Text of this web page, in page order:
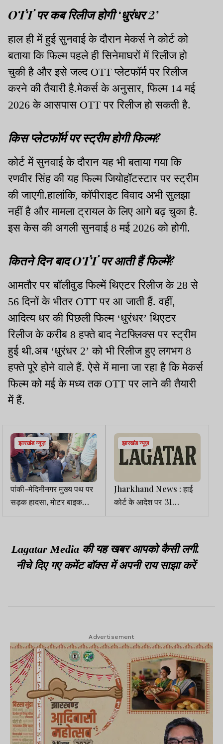
OTT पर कब रिलीज होगी ‘धुरंधर 2’
हाल ही में हुई सुनवाई के दौरान मेकर्स ने कोर्ट को
बताया कि फिल्म पहले ही सिनेमाघरों में रिलीज हो
चुकी है और इसे जल्द OTT प्लेटफॉर्म पर रिलीज
करने की तैयारी है.मेकर्स के अनुसार, फिल्म 14 मई
2026 के आसपास OTT पर रिलीज हो सकती है.
किस प्लेटफॉर्म पर स्ट्रीम होगी फिल्म?
कोर्ट में सुनवाई के दौरान यह भी बताया गया कि
रणवीर सिंह की यह फिल्म जियोहॉटस्टार पर स्ट्रीम
की जाएगी.हालांकि, कॉपीराइट विवाद अभी सुलझा
नहीं है और मामला ट्रायल के लिए आगे बढ़ चुका है.
इस केस की अगली सुनवाई 8 मई 2026 को होगी.
कितने दिन बाद OTT पर आती हैं फिल्में?
आमतौर पर बॉलीवुड फिल्में थिएटर रिलीज के 28 से
56 दिनों के भीतर OTT पर आ जाती हैं. वहीं,
आदित्य धर की पिछली फिल्म ‘धुरंधर’ थिएटर
रिलीज के करीब 8 हफ्ते बाद नेटफ्लिक्स पर स्ट्रीम
हुई थी.अब ‘धुरंधर 2’ को भी रिलीज हुए लगभग 8
हफ्ते पूरे होने वाले हैं. ऐसे में माना जा रहा है कि मेकर्स
फिल्म को मई के मध्य तक OTT पर लाने की तैयारी
में हैं.
झारखंड न्यूज़
पांकी-मेदिनीनगर मुख्य पथ पर
सड़क हादसा, मोटर बाइक
ट्रैक्टर में जा घुसी, बाइक सवार
झारखंड न्यूज़
Jharkhand News : हाई
कोर्ट के आदेश पर 31
अधिकारियों को मिली संयुक्त
Lagatar Media की यह खबर आपको कैसी लगी.
नीचे दिए गए कमेंट बॉक्स में अपनी राय साझा करें
Advertisement